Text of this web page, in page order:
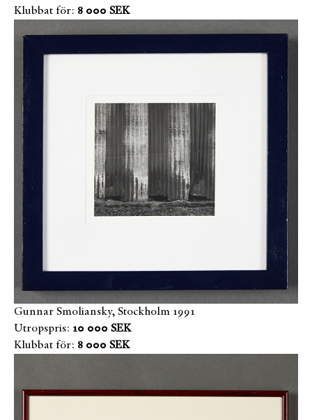
Klubbat för: 8 000 SEK
Gunnar Smoliansky, Stockholm 1991
Utropspris: 10 000 SEK
Klubbat för: 8 000 SEK